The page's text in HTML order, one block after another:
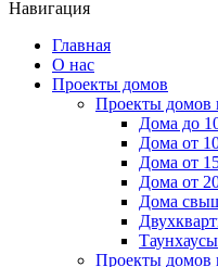
Навигация
Главная
О нас
Проекты домов
Проекты домов
Дома до
Дома от
Дома от
Дома от
Дома
Таунхаусы
Проекты домов